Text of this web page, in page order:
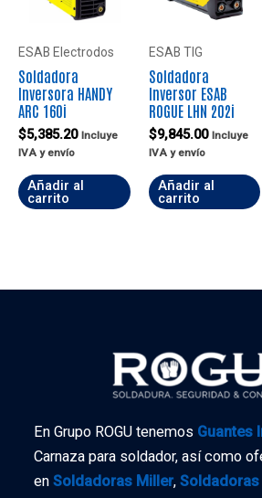
ESAB Electrodos
Soldadora
Inversora HANDY
ARC 160i
$5,385.20 Incluye
IVA y envío
Añadir al
carrito
ESAB TIG
Soldadora
Inversor ESAB
ROGUE LHN 202i
$9,845.00 Incluye
IVA y envío
Añadir al
carrito
En Grupo ROGU tenemos Guantes
Carnaza para soldador, así como
en Soldadoras Miller, Soldadoras